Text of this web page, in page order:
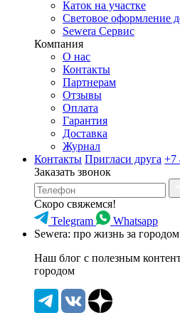
Каток на участке
Световое оформление
Sewera Сервис
Компания
О нас
Контакты
Партнерам
Отзывы
Оплата
Гарантия
Доставка
Журнал
Контакты Пригласи друга +7
Заказать звонок
Скоро свяжемся!
Telegram
Whatsapp
Sewera: про жизнь за городом
Наш блог c полезным
городом